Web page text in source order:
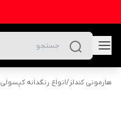
هارمونی کندلز/انواع رنگدانه کپسولی